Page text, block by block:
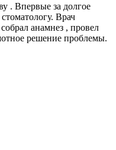
. Впервые за долгое
Врач
анамнез , провел
решение проблемы.